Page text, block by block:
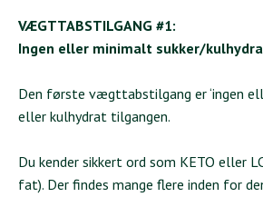
VÆGTTABSTILGANG #1:
Ingen eller minimalt sukker/
Den første vægttabstilgang er ‘ingen
eller kulhydrat tilgangen.
Du kender sikkert ord som KETO eller
fat). Der findes mange flere inden for